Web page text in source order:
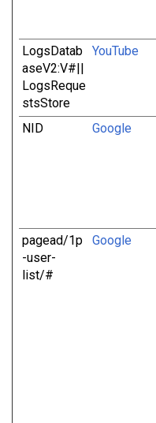
LogsDatab
aseV2:V#||
LogsReque
stsStore
YouTube
NID Google
pagead/1p
-user-
list/#
Google